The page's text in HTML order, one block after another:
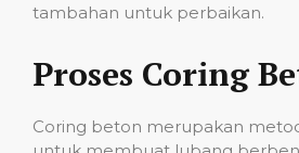
tambahan untuk perbaikan.
Proses Coring
Coring beton merupakan